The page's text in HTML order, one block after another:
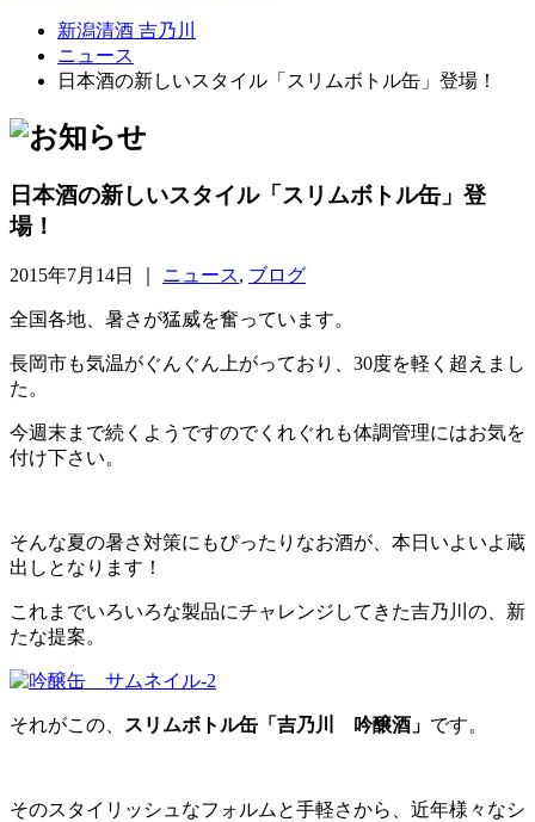
新潟清酒 吉乃川
ニュース
日本酒の新しいスタイル「スリムボトル缶」登場！
日本酒の新しいスタイル「スリムボトル缶」登
場！
2015年7月14日 ｜ ニュース, ブログ
全国各地、暑さが猛威を奮っています。
長岡市も気温がぐんぐん上がっており、30度を軽く超えまし
た。
今週末まで続くようですのでくれぐれも体調管理にはお気を
付け下さい。
そんな夏の暑さ対策にもぴったりなお酒が、本日いよいよ蔵
出しとなります！
これまでいろいろな製品にチャレンジしてきた吉乃川の、新
たな提案。
それがこの、 スリムボトル缶「吉乃川 吟醸酒」 です。
そのスタイリッシュなフォルムと手軽さから、近年様々なシ